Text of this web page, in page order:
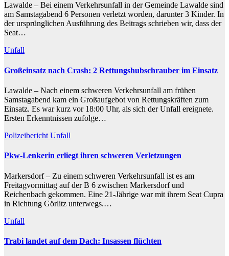
Lawalde – Bei einem Verkehrsunfall in der Gemeinde Lawalde sind
am Samstagabend 6 Personen verletzt worden, darunter 3 Kinder. In
der ursprünglichen Ausführung des Beitrags schrieben wir, dass der
Seat…
Unfall
Großeinsatz nach Crash: 2 Rettungshubschrauber im Einsatz
Lawalde – Nach einem schweren Verkehrsunfall am frühen
Samstagabend kam ein Großaufgebot von Rettungskräften zum
Einsatz. Es war kurz vor 18:00 Uhr, als sich der Unfall ereignete.
Ersten Erkenntnissen zufolge…
Polizeibericht Unfall
Pkw-Lenkerin erliegt ihren schweren Verletzungen
Markersdorf – Zu einem schweren Verkehrsunfall ist es am
Freitagvormittag auf der B 6 zwischen Markersdorf und
Reichenbach gekommen. Eine 21-Jährige war mit ihrem Seat Cupra
in Richtung Görlitz unterwegs.…
Unfall
Trabi landet auf dem Dach: Insassen flüchten